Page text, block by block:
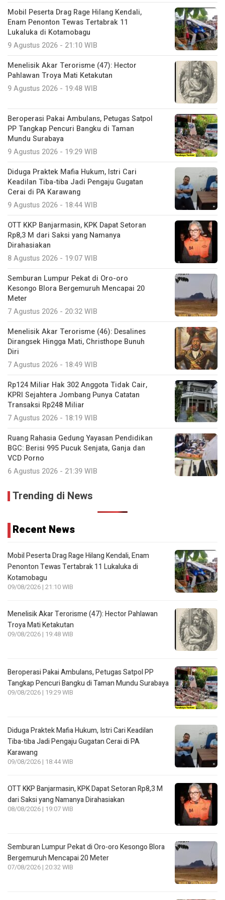
Mobil Peserta Drag Rage Hilang Kendali,
Enam Penonton Tewas Tertabrak 11
Lukaluka di Kotamobagu
9 Agustus 2026 - 21:10 WIB
Menelisik Akar Terorisme (47): Hector
Pahlawan Troya Mati Ketakutan
9 Agustus 2026 - 19:48 WIB
Beroperasi Pakai Ambulans, Petugas Satpol
PP Tangkap Pencuri Bangku di Taman
Mundu Surabaya
9 Agustus 2026 - 19:29 WIB
Diduga Praktek Mafia Hukum, Istri Cari
Keadilan Tiba-tiba Jadi Pengaju Gugatan
Cerai di PA Karawang
9 Agustus 2026 - 18:44 WIB
OTT KKP Banjarmasin, KPK Dapat Setoran
Rp8,3 M dari Saksi yang Namanya
Dirahasiakan
8 Agustus 2026 - 19:07 WIB
Semburan Lumpur Pekat di Oro-oro
Kesongo Blora Bergemuruh Mencapai 20
Meter
7 Agustus 2026 - 20:32 WIB
Menelisik Akar Terorisme (46): Desalines
Dirangsek Hingga Mati, Christhope Bunuh
Diri
7 Agustus 2026 - 18:49 WIB
Rp124 Miliar Hak 302 Anggota Tidak Cair,
KPRI Sejahtera Jombang Punya Catatan
Transaksi Rp248 Miliar
7 Agustus 2026 - 18:19 WIB
Ruang Rahasia Gedung Yayasan Pendidikan
BGC: Berisi 995 Pucuk Senjata, Ganja dan
VCD Porno
6 Agustus 2026 - 21:39 WIB
Trending di News
Recent News
Mobil Peserta Drag Rage Hilang Kendali, Enam
Penonton Tewas Tertabrak 11 Lukaluka di
Kotamobagu
09/08/2026 | 21:10 WIB
Menelisik Akar Terorisme (47): Hector Pahlawan
Troya Mati Ketakutan
09/08/2026 | 19:48 WIB
Beroperasi Pakai Ambulans, Petugas Satpol PP
Tangkap Pencuri Bangku di Taman Mundu Surabaya
09/08/2026 | 19:29 WIB
Diduga Praktek Mafia Hukum, Istri Cari Keadilan
Tiba-tiba Jadi Pengaju Gugatan Cerai di PA
Karawang
09/08/2026 | 18:44 WIB
OTT KKP Banjarmasin, KPK Dapat Setoran Rp8,3 M
dari Saksi yang Namanya Dirahasiakan
08/08/2026 | 19:07 WIB
Semburan Lumpur Pekat di Oro-oro Kesongo Blora
Bergemuruh Mencapai 20 Meter
07/08/2026 | 20:32 WIB